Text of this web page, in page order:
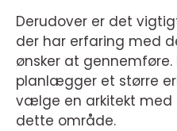
Derudover er det
der har erfaring med
ønsker at gennemføre.
planlægger et større
vælge en arkitekt med
dette område.